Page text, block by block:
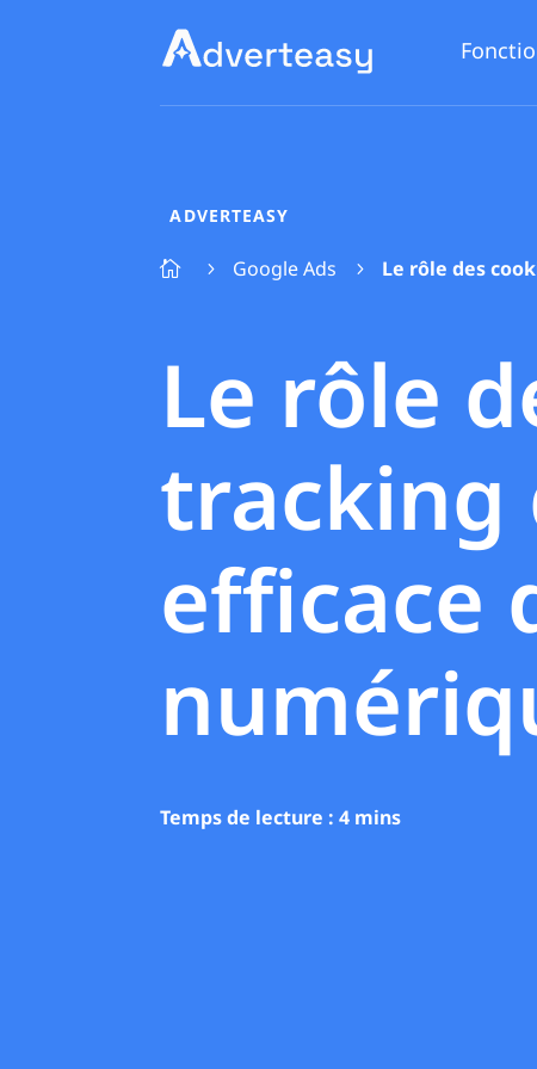
ADVERTEASY
 5 Google Ads 5 Le rôle des
Le rôle
tracking
efficace